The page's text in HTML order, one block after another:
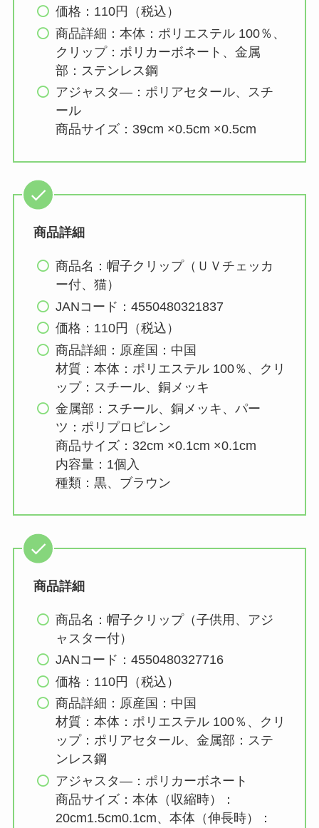
価格：110円（税込）
商品詳細：本体：ポリエステル 100％、
クリップ：ポリカーボネート、金属
部：ステンレス鋼
アジャスタ―：ポリアセタール、スチ
ール
商品サイズ：39cm ×0.5cm ×0.5cm
商品詳細
商品名：帽子クリップ（ＵＶチェッカ
ー付、猫）
JANコード：4550480321837
価格：110円（税込）
商品詳細：原産国：中国
材質：本体：ポリエステル 100％、クリ
ップ：スチール、銅メッキ
金属部：スチール、銅メッキ、パー
ツ：ポリプロピレン
商品サイズ：32cm ×0.1cm ×0.1cm
内容量：1個入
種類：黒、ブラウン
商品詳細
商品名：帽子クリップ（子供用、アジ
ャスター付）
JANコード：4550480327716
価格：110円（税込）
商品詳細：原産国：中国
材質：本体：ポリエステル 100％、クリ
ップ：ポリアセタール、金属部：ステ
ンレス鋼
アジャスタ―：ポリカーボネート
商品サイズ：本体（収縮時）：
20cm1.5cm0.1cm、本体（伸長時）：